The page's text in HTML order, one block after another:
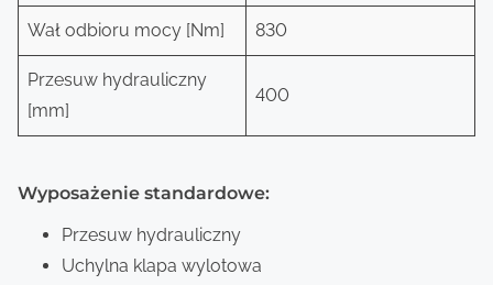
Wał odbioru mocy [Nm] 830
Przesuw hydrauliczny
[mm]
400
Wyposażenie standardowe:
Przesuw hydrauliczny
Uchylna klapa wylotowa